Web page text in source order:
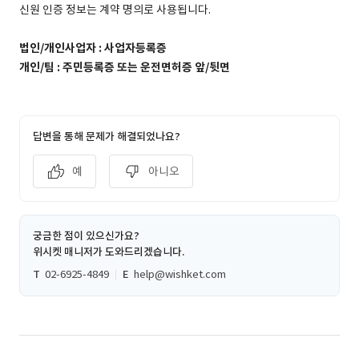
신원 인증 정보는 계약 명의로 사용됩니다.
법인/개인사업자 : 사업자등록증
개인/팀 : 주민등록증 또는 운전면허증 앞/뒷면
답변을 통해 문제가 해결되었나요?
예 아니오
궁금한 점이 있으신가요?
위시켓 매니저가 도와드리겠습니다.
T 02-6925-4849 E help@wishket.com